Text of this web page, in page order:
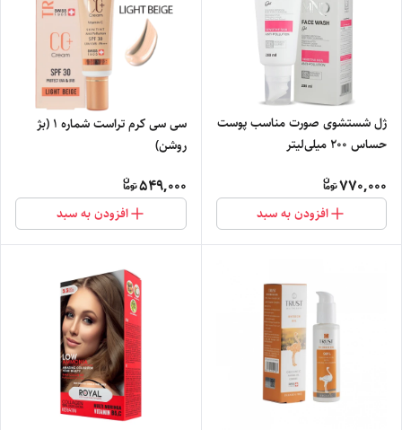
ژل شستشوی صورت مناسب پوست
حساس 200 میلی‌لیتر
770,000
افزودن به سبد
سی سی کرم تراست شماره 1 (بژ
روشن)
549,000
افزودن به سبد